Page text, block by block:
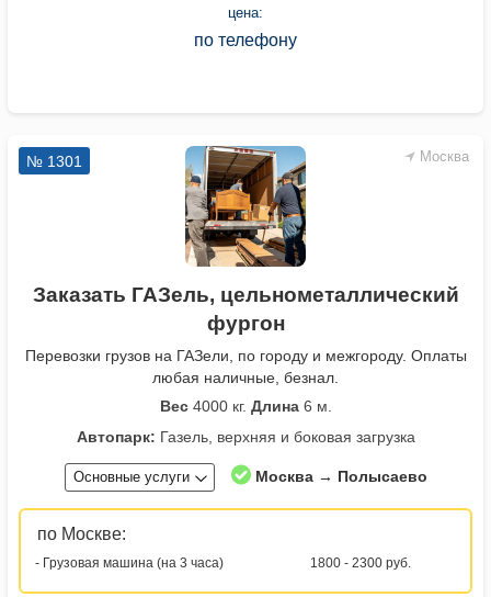
цена:
по телефону
Москва
№ 1301
Заказать ГАЗель, цельнометаллический
фургон
Перевозки грузов на ГАЗели, по городу и межгороду. Оплаты
любая наличные, безнал.
Вес4000 кг. Длина6 м.
Автопарк: Газель, верхняя и боковая загрузка
Основные услуги Москва → Полысаево
по Москве:
- Грузовая машина (на 3 часа) 1800 - 2300 руб.